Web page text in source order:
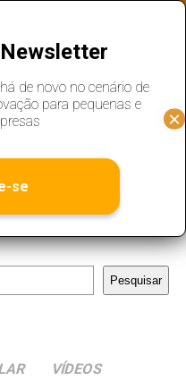
"agenda"
com softwares de
Telegram
Pesquisar
VÍDEOS
de novo no cenário de
para pequenas e
se